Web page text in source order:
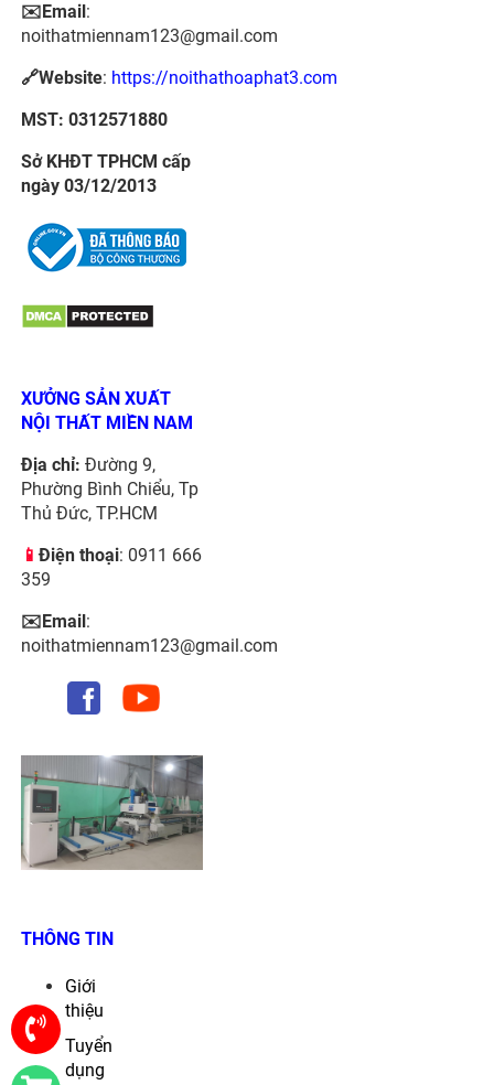
✉️Email :
noithatmiennam123@gmail.com
🔗Website: https://noithathoaphat3.com
MST: 0312571880
Sở KHĐT TPHCM cấp
ngày 03/12/2013
XƯỞNG SẢN XUẤT
NỘI THẤT MIỀN NAM
Địa chỉ: Đường 9,
Phường Bình Chiểu, Tp
Thủ Đức, TP.HCM
📱Điện thoại: 0911 666
359
✉️Email :
noithatmiennam123@gmail.com
THÔNG TIN
Giới
thiệu
Tuyển
dụng